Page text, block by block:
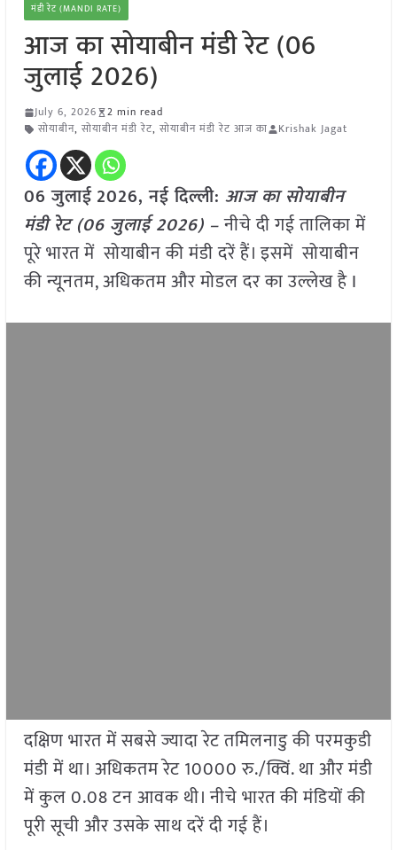
मंडी रेट (MANDI RATE)
आज का सोयाबीन मंडी रेट (06
जुलाई 2026)
July 6, 2026
2 min read
सोयाबीन, सोयाबीन मंडी रेट, सोयाबीन मंडी रेट आज का Krishak Jagat
06 जुलाई2026, नई दिल्ली: आज का सोयाबीन
मंडी रेट (06 जुलाई2026) –नीचे दी गई तालिका में
पूरे भारत में सोयाबीन की मंडी दरें हैं। इसमें सोयाबीन
की न्यूनतम, अधिकतम और मोडल दर का उल्लेख है I
दक्षिण भारत में सबसे ज्यादा रेट तमिलनाडु की परमकुडी
मंडी में था। अधिकतम रेट 10000 रु./क्विं. था और मंडी
में कुल 0.08 टन आवक थी। नीचे भारत की मंडियों की
पूरी सूची और उसके साथ दरें दी गई हैं।